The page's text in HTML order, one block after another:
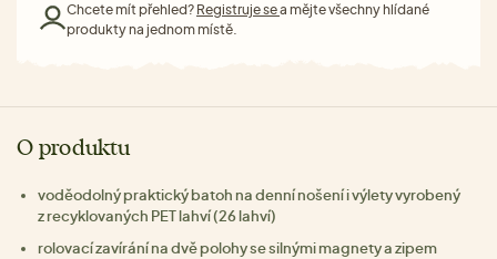
Chcete mít přehled? Registruje sea mějte všechny hlídané
produkty na jednom místě.
O produktu
voděodolný praktický batoh na denní nošení i výlety vyrobený
z recyklovaných PET lahví (26 lahví)
rolovací zavírání na dvě polohy se silnými magnety a zipem